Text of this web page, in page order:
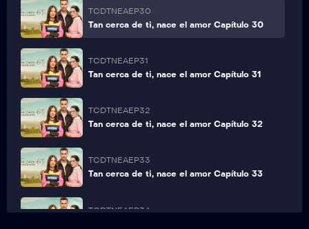
TCDTNEAEP30
Tan cerca de ti, nace el amor Capítulo 30
TCDTNEAEP31
Tan cerca de ti, nace el amor Capítulo 31
TCDTNEAEP32
Tan cerca de ti, nace el amor Capítulo 32
TCDTNEAEP33
Tan cerca de ti, nace el amor Capítulo 33
TCDTNEAEP34